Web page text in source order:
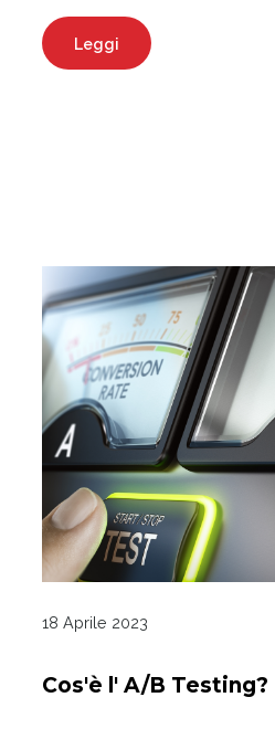
Leggi
18 Aprile 2023
Cos'è l' A/B Testing?